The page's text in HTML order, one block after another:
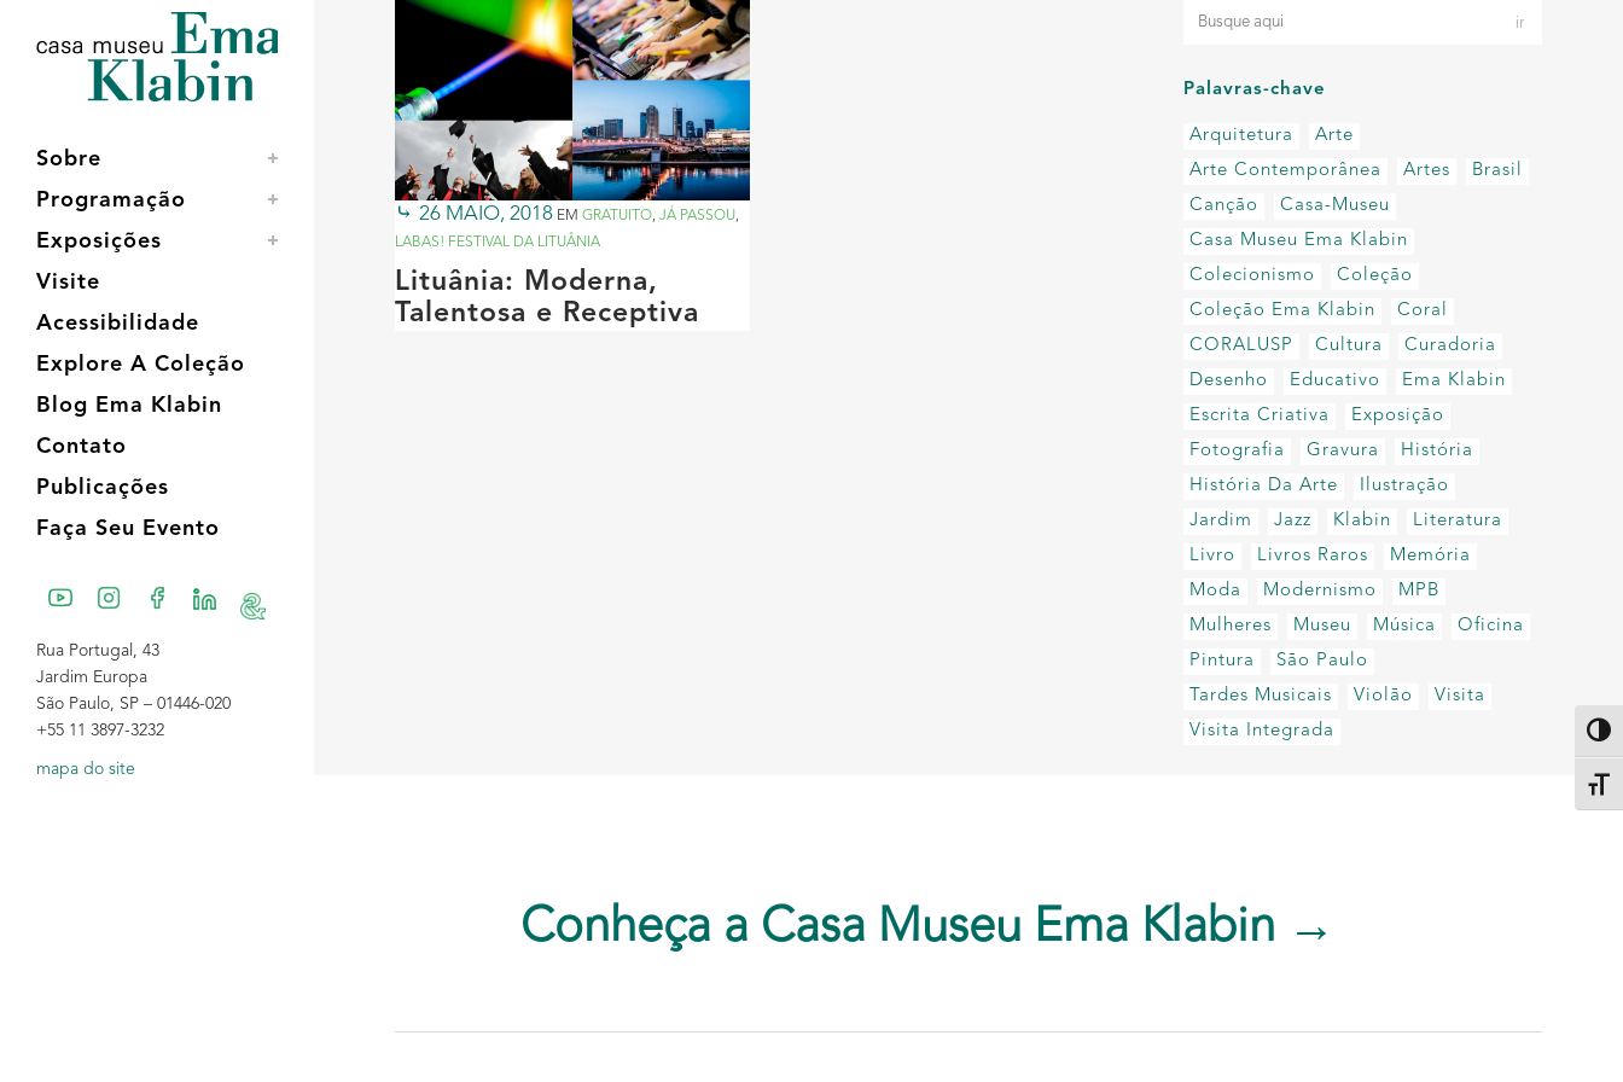
conteúdo
navegação
Sobre
Programação
Exposições
Visite
Acessibilidade
Explore A Coleção
Blog Ema Klabin
Contato
Publicações
Faça Seu Evento
Rua Portugal, 43
Jardim Europa
São Paulo, SP – 01446-020
+55 11 3897-3232
mapa do site
26 MAIO, 2018 EM GRATUITO, JÁ PASSOU,
LABAS! FESTIVAL DA LITUÂNIA
Lituânia: Moderna,
Talentosa e Receptiva
Palavras-chave
Arquitetura
Arte
Arte Contemporânea
Artes
Brasil
Canção
Casa-Museu
Casa Museu Ema Klabin
Colecionismo
Coleção
Coleção Ema Klabin
Coral
CORALUSP
Cultura
Curadoria
Desenho
Educativo
Ema Klabin
Escrita Criativa
Exposição
Fotografia
Gravura
História
História Da Arte
Ilustração
Jardim
Jazz Klabin
Literatura
Livro
Livros Raros
Memória
Moda
Modernismo
MPB
Mulheres
Museu Música
Oficina
Pintura
São Paulo
Tardes Musicais
Violão
Visita
Visita Integrada
Conheça a Casa Museu Ema Klabin →